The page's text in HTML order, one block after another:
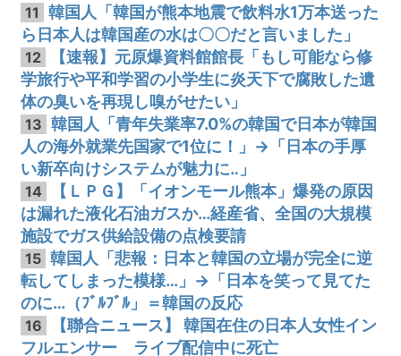
11
韓国人「韓国が熊本地震で飲料水1万本送った
ら日本人は韓国産の水は〇〇だと言いました」
12
【速報】元原爆資料館館長「もし可能なら修
学旅行や平和学習の小学生に炎天下で腐敗した遺
体の臭いを再現し嗅がせたい」
13 韓国人「青年失業率7.0%の韓国で日本が韓国
人の海外就業先国家で1位に！」→「日本の手厚
い新卒向けシステムが魅力に‥」
14
【ＬＰＧ】「イオンモール熊本」爆発の原因
は漏れた液化石油ガスか…経産省、全国の大規模
施設でガス供給設備の点検要請
15 韓国人「悲報：日本と韓国の立場が完全に逆
転してしまった模様…」→「日本を笑って見てた
のに…（ﾌﾞﾙﾌﾞﾙ」＝韓国の反応
16
【聯合ニュース】 韓国在住の日本人女性イン
フルエンサー ライブ配信中に死亡